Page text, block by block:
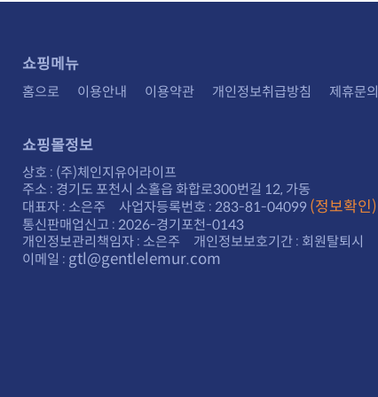
쇼핑메뉴
홈으로 이용안내 이용약관 개인정보취급방침 제휴문의
쇼핑몰정보
상호 : (주)체인지유어라이프
주소 : 경기도 포천시 소홀읍 화합로300번길 12, 가동
대표자 : 소은주 사업자등록번호 : 283-81-04099 (정보확인)
통신판매업신고 : 2026-경기포천-0143
개인정보관리책임자 : 소은주 개인정보보호기간 : 회원탈퇴시
이메일 : gtl@gentlelemur.com